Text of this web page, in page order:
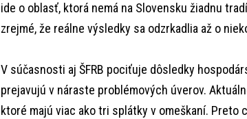
ide o oblasť, ktorá nemá na Slovensku žiadnu
zrejmé, že reálne výsledky sa odzrkadlia až o
V súčasnosti aj ŠFRB pociťuje dôsledky
prejavujú v náraste problémových úverov.
ktoré majú viac ako tri splátky v omeškaní.